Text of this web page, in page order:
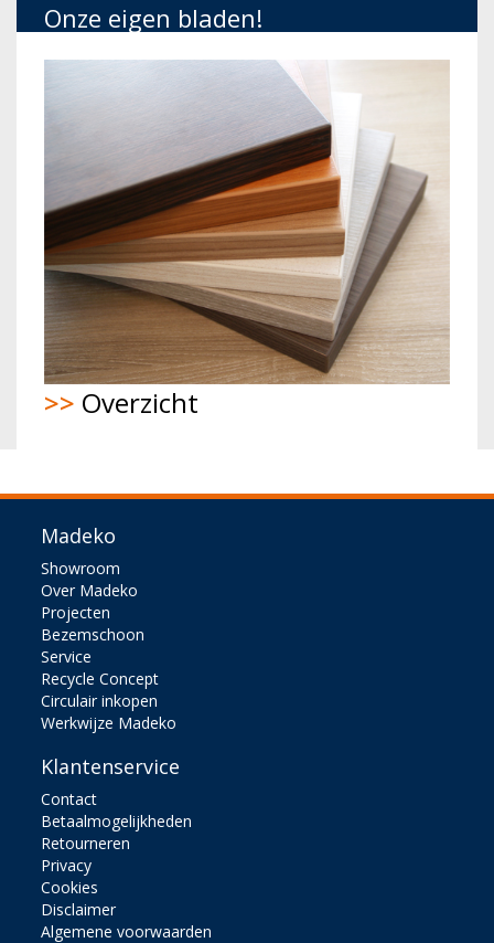
Onze eigen bladen!
>> Overzicht
Madeko
Showroom
Over Madeko
Projecten
Bezemschoon
Service
Recycle Concept
Circulair inkopen
Werkwijze Madeko
Klantenservice
Contact
Betaalmogelijkheden
Retourneren
Privacy
Cookies
Disclaimer
Algemene voorwaarden